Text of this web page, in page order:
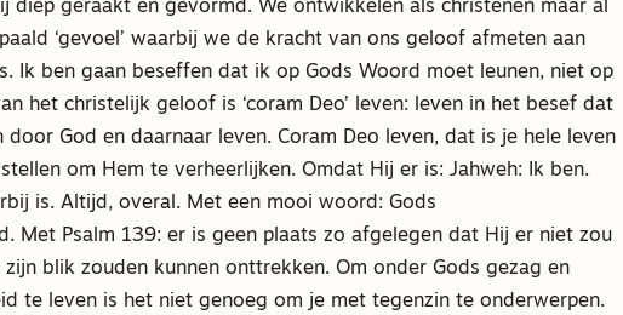
diep geraakt en gevormd. We ontwikkelen als christenen maar al
‘gevoel’ waarbij we de kracht van ons geloof afmeten aan
Ik ben gaan beseffen dat ik op Gods Woord moet leunen, niet op
het christelijk geloof is ‘coram Deo’ leven: leven in het besef dat
door God en daarnaar leven. Coram Deo leven, dat is je hele leven
om Hem te verheerlijken. Omdat Hij er is: Jahweh: Ik ben.
is. Altijd, overal. Met een mooi woord: Gods
Met Psalm 139: er is geen plaats zo afgelegen dat Hij er niet zou
blik zouden kunnen onttrekken. Om onder Gods gezag en
te leven is het niet genoeg om je met tegenzin te onderwerpen.